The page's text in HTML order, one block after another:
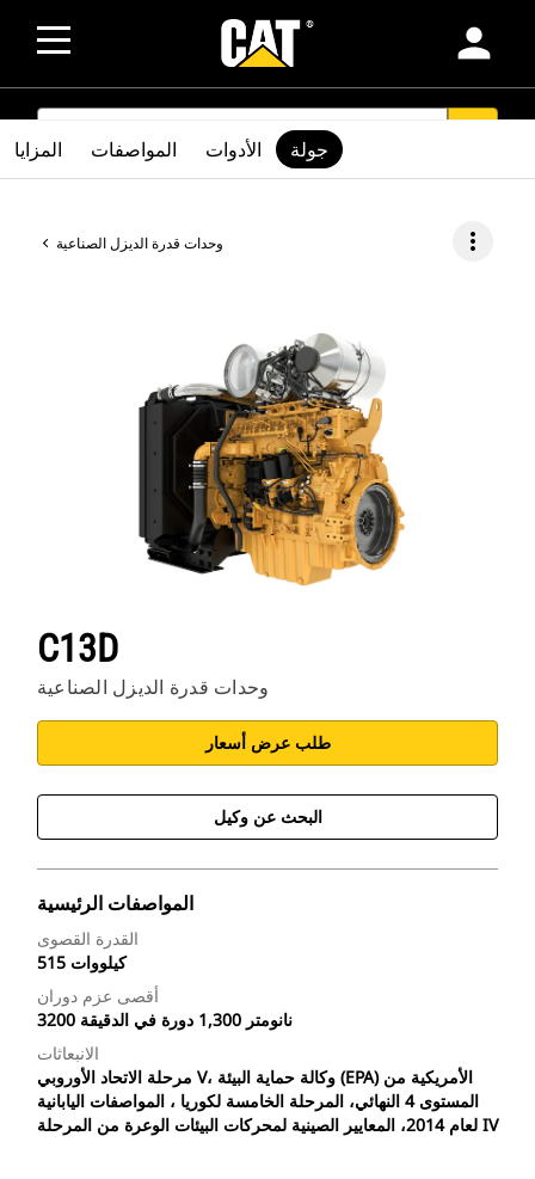
person
SEARCH
وحدات قدرة الديزل الصناعية more_vert
C13D
وحدات قدرة الديزل الصناعية
طلب عرض أسعار
البحث عن وكيل
المواصفات الرئيسية
القدرة القصوى
515 كيلووات
أقصى عزم دوران
3200 نانومتر 1,300 دورة في الدقيقة
الانبعاثات
مرحلة الاتحاد الأوروبي V، وكالة حماية البيئة (EPA) الأمريكية من
المستوى 4 النهائي، المرحلة الخامسة لكوريا ، المواصفات اليابانية
لعام 2014، المعايير الصينية لمحركات البيئات الوعرة من المرحلة IV
المزايا المواصفات الأدوات جولة